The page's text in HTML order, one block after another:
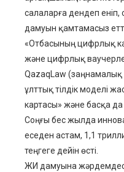
салаларға дендеп еніп,
дамуын қамтамасыз
«Отбасының цифрлық
және цифрлық
QazaqLaw (заңнамалық
ұлттық тілдік моделі
картасы» және басқа
Соңғы бес жылда
еседен астам, 1,1
теңгеге дейін өсті.
ЖИ дамуына